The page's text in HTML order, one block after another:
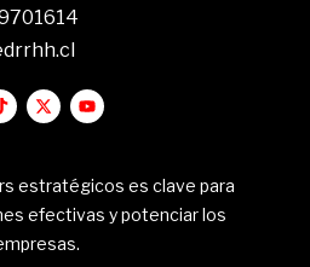
estratégicos es clave para
efectivas y potenciar los